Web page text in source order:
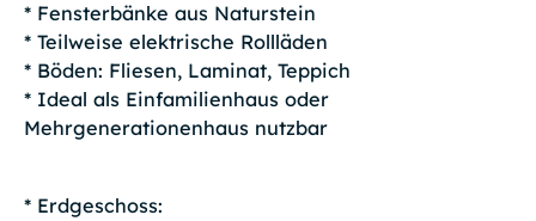
* Fensterbänke aus Naturstein
* Teilweise elektrische Rollläden
* Böden: Fliesen, Laminat, Teppich
* Ideal als Einfamilienhaus oder
Mehrgenerationenhaus nutzbar
* Erdgeschoss: